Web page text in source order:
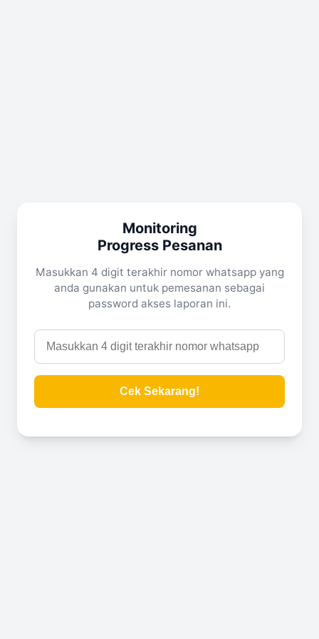
Monitoring
Progress Pesanan
Masukkan 4 digit terakhir nomor whatsapp yang
anda gunakan untuk pemesanan sebagai
password akses laporan ini.
Cek Sekarang!